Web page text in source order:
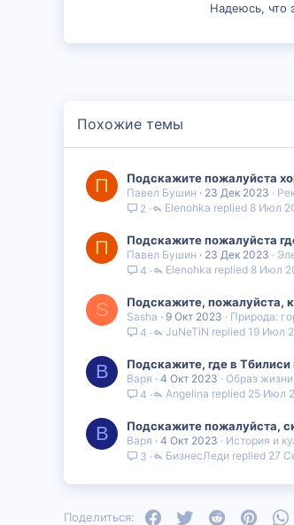
Надеюсь, что
Похожие темы
П Подскажите пожалуйста
Павел Бушин 23 Дек 2023
2
8 Июл
Elenohka
П Подскажите пожалуйста
Павел Бушин 23 Дек 2023
4
8 Июл
Elenohka
S Подскажите, пожалуйста,
Sasha 9 Окт 2023
Природа:
4
19 Июл
JuNeTiN
В Подскажите, где в
Варя 4 Окт 2023
Образ
4
25 Июл
Angelina
В Подскажите пожалуйста,
Варя 4 Окт 2023
История и
3
27
БизнесЛеди
Поделиться: Facebook
Twitter Reddit